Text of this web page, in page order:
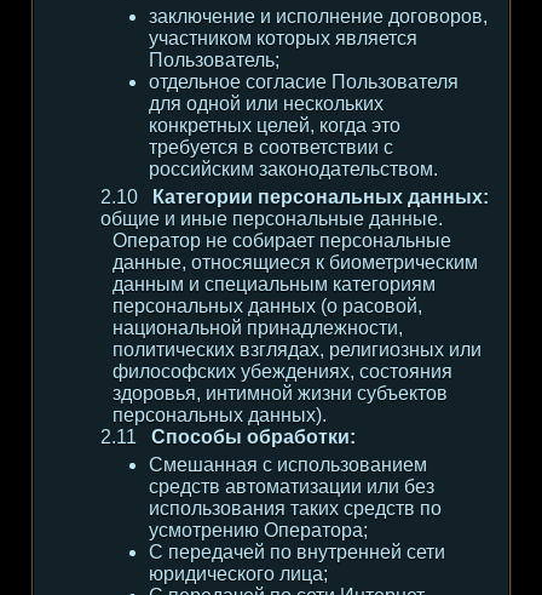
заключение и исполнение договоров,
участником которых является
Пользователь;
отдельное согласие Пользователя
для одной или нескольких
конкретных целей, когда это
требуется в соответствии с
российским законодательством.
Категории персональных данных:
общие и иные персональные данные.
Оператор не собирает персональные
данные, относящиеся к биометрическим
данным и специальным категориям
персональных данных (о расовой,
национальной принадлежности,
политических взглядах, религиозных или
философских убеждениях, состояния
здоровья, интимной жизни субъектов
персональных данных).
Способы обработки:
Смешанная с использованием
средств автоматизации или без
использования таких средств по
усмотрению Оператора;
С передачей по внутренней сети
юридического лица;